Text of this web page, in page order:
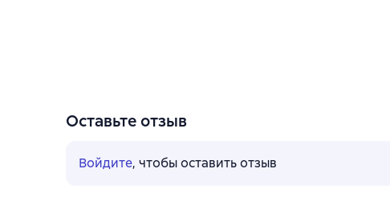
Оставьте отзыв
Войдите, чтобы оставить отзыв